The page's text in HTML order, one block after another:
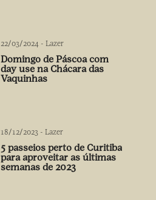
22/03/2024 - Lazer
Domingo de Páscoa com
day use na Chácara das
Vaquinhas
18/12/2023 - Lazer
5 passeios perto de Curitiba
para aproveitar as últimas
semanas de 2023